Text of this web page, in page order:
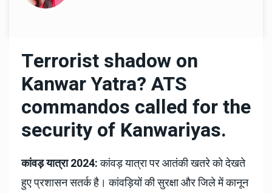
Terrorist shadow on
Kanwar Yatra?ATS
commandos called for the
security of Kanwariyas.
कांवड़ यात्रा 2024:कांवड़ यात्रा पर आतंकी खतरे को देखते
हुए प्रशासन सतर्क है। कांवड़ियों की सुरक्षा और जिले में कानून